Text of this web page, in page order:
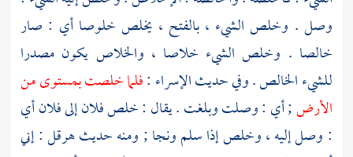
وصل . وخلص الشيء ، بالفتح ، يخلص خلوصا أي : صار
خالصا . وخلص الشيء خلاصا ، والخلاص يكون مصدرا
للشيء الخالص . وفي حديث الإسراء :فلما خلصت بمستوى من
الأرض; أي : وصلت وبلغت . يقال : خلص فلان إلى فلان أي
: وصل إليه ، وخلص إذا سلم ونجا ; ومنه حديثهرقل: إني